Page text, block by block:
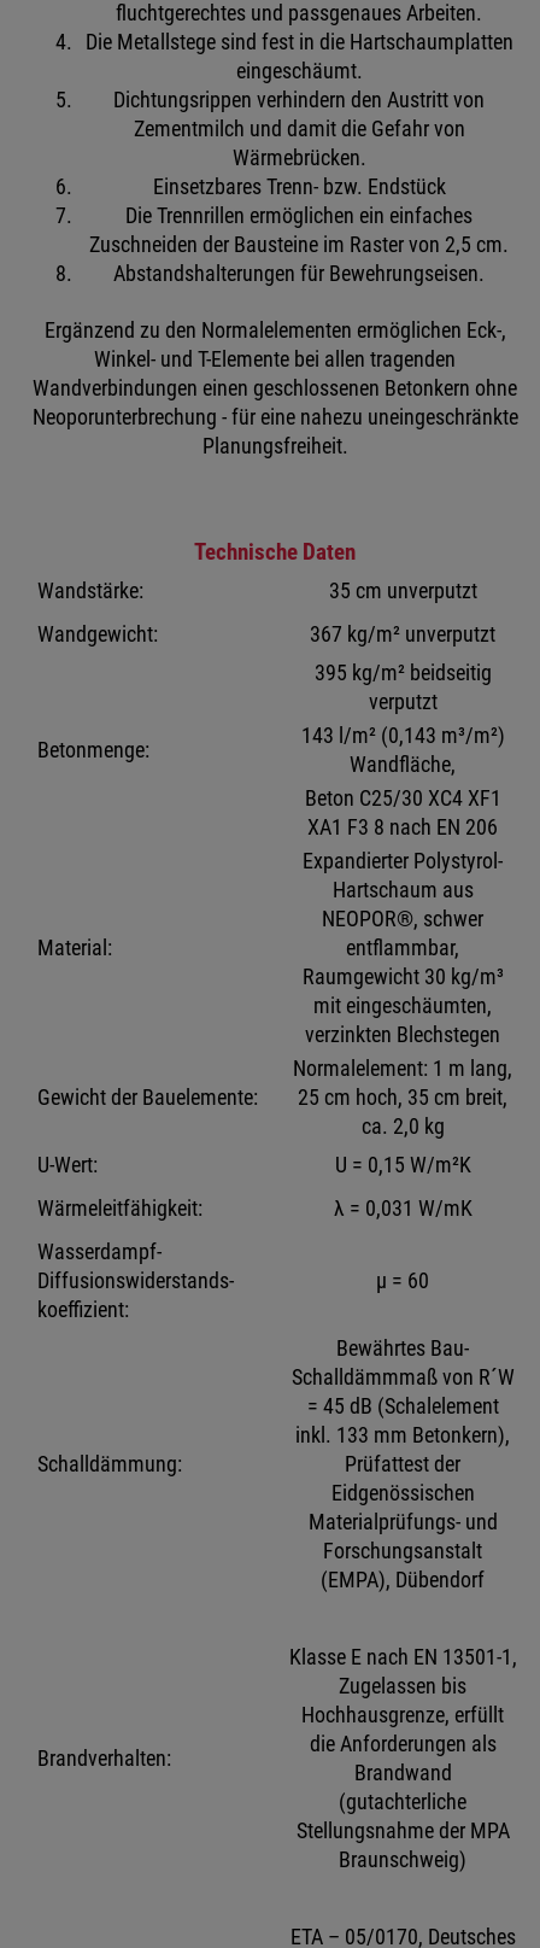
fluchtgerechtes und passgenaues Arbeiten.
Die Metallstege sind fest in die Hartschaumplatten
eingeschäumt.
Dichtungsrippen verhindern den Austritt von
Zementmilch und damit die Gefahr von
Wärmebrücken.
Einsetzbares Trenn- bzw. Endstück
Die Trennrillen ermöglichen ein einfaches
Zuschneiden der Bausteine im Raster von 2,5 cm.
Abstandshalterungen für Bewehrungseisen.
Ergänzend zu den Normalelementen ermöglichen Eck-,
Winkel- und T-Elemente bei allen tragenden
Wandverbindungen einen geschlossenen Betonkern ohne
Neoporunterbrechung - für eine nahezu uneingeschränkte
Planungsfreiheit.
Technische Daten
Wandstärke:
35 cm unverputzt
Wandgewicht:
367 kg/m² unverputzt
395 kg/m² beidseitig
verputzt
Betonmenge:
143 l/m² (0,143 m³/m²)
Wandfläche,
Beton C25/30 XC4 XF1
XA1 F3 8 nach EN 206
Material:
Expandierter Polystyrol-
Hartschaum aus
NEOPOR®, schwer
entflammbar,
Raumgewicht 30 kg/m³
mit eingeschäumten,
verzinkten Blechstegen
Gewicht der Bauelemente:
Normalelement: 1 m lang,
25 cm hoch, 35 cm breit,
ca. 2,0 kg
U-Wert:
U = 0,15 W/m²K
Wärmeleitfähigkeit:
λ = 0,031 W/mK
Wasserdampf-
Diffusionswiderstands-
koeffizient:
μ = 60
Schalldämmung:
Bewährtes Bau-
Schalldämmmaß von R´W
= 45 dB (Schalelement
inkl. 133 mm Betonkern),
Prüfattest der
Eidgenössischen
Materialprüfungs- und
Forschungsanstalt
(EMPA), Dübendorf
Brandverhalten:
Klasse E nach EN 13501-1,
Zugelassen bis
Hochhausgrenze, erfüllt
die Anforderungen als
Brandwand
(gutachterliche
Stellungsnahme der MPA
Braunschweig)
ETA – 05/0170, Deutsches